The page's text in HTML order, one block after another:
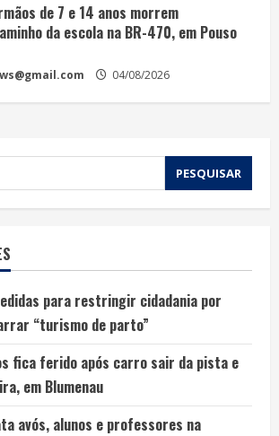
de 7 e 14 anos morrem
da escola na BR-470, em Pouso
04/08/2026
para restringir cidadania por
“turismo de parto”
fica ferido após carro sair da pista e
em Blumenau
avós, alunos e professores na